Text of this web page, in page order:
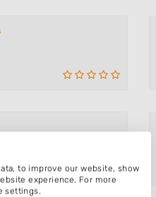
to improve our website, show
experience. For more
settings.